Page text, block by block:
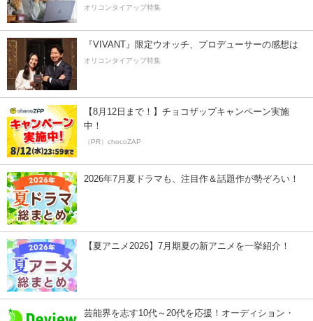
オリコンタイアップ特集
『VIVANT』限定ウオッチ、プロデューサーの感想は
オリコンタイアップ特集
【8月12日まで！】チョコザップキャンペーン実施
中！
（PR）chocoZAP
2026年7月夏ドラマも、注目作＆話題作が勢ぞろい！
【夏アニメ2026】7月期夏の新アニメを一挙紹介！
芸能界を志す10代～20代を応援！オーディション・